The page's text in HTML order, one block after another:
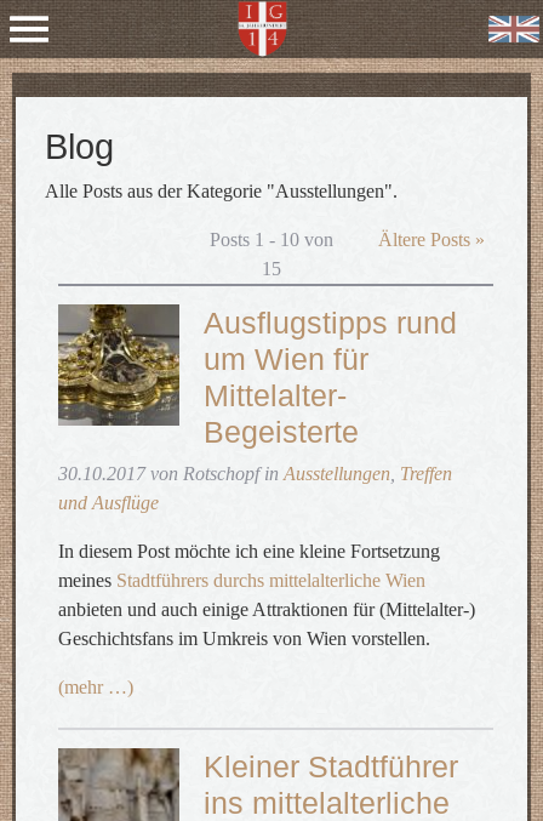
Blog
Alle Posts aus der Kategorie "Ausstellungen".
Posts 1 - 10 von
15
Ältere Posts »
Ausflugstipps rund
um Wien für
Mittelalter-
Begeisterte
30.10.2017 von Rotschopf inAusstellungen Treffen
und Ausflüge
In diesem Post möchte ich eine kleine Fortsetzung
meines Stadtführers durchs mittelalterliche Wien
anbieten und auch einige Attraktionen für (Mittelalter-)
Geschichtsfans im Umkreis von Wien vorstellen.
(mehr …)
Kleiner Stadtführer
ins mittelalterliche